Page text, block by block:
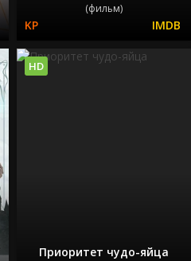
(фильм)
Приоритет чудо-яйца
HD